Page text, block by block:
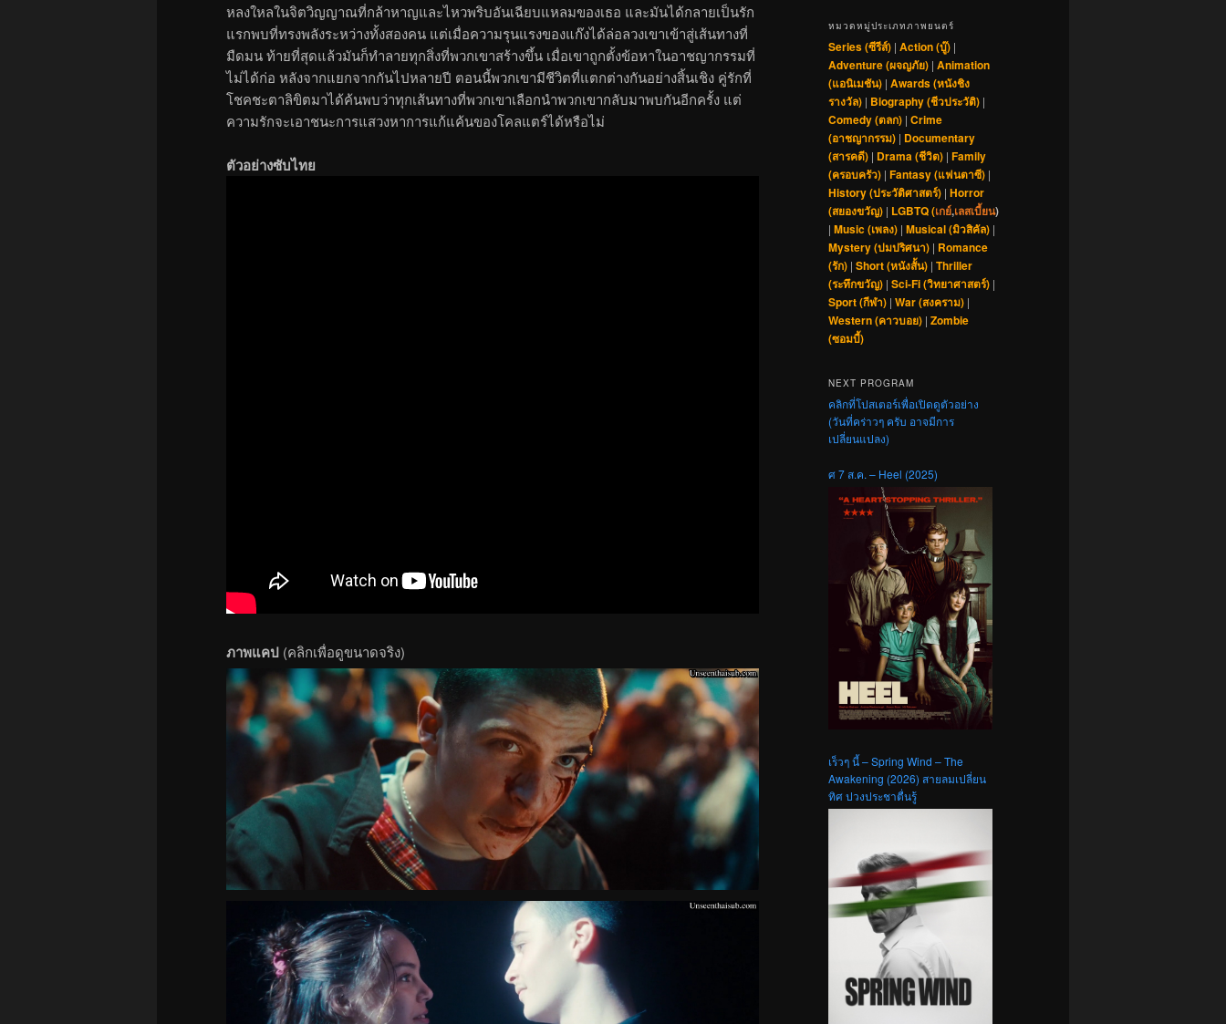
หลงใหลในจิตวิญญาณที่กล้าหาญและไหวพริบอันเฉียบแหลมของเธอ และมันได้กลายเป็นรัก
แรกพบที่ทรงพลังระหว่างทั้งสองคน แต่เมื่อความรุนแรงของแก๊งได้ล่อลวงเขาเข้าสู่เส้นทางที่
มืดมน ท้ายที่สุดแล้วมันก็ทำลายทุกสิ่งที่พวกเขาสร้างขึ้น เมื่อเขาถูกตั้งข้อหาในอาชญากรรมที่
ไม่ได้ก่อ หลังจากแยกจากกันไปหลายปี ตอนนี้พวกเขามีชีวิตที่แตกต่างกันอย่างสิ้นเชิง คู่รักที่
โชคชะตาลิขิตมาได้ค้นพบว่าทุกเส้นทางที่พวกเขาเลือกนำพวกเขากลับมาพบกันอีกครั้ง แต่
ความรักจะเอาชนะการแสวงหาการแก้แค้นของโคลแตร์ได้หรือไม่
ตัวอย่างซับไทย
ภาพแคป (คลิกเพื่อดูขนาดจริง)
หมวดหมู่ประเภทภาพยนตร์
Series (ซีรีส์) | Action (บู๊) |
Adventure (ผจญภัย) | Animation
(แอนิเมชัน) | Awards (หนังชิง
รางวัล) | Biography (ชีวประวัติ) |
Comedy (ตลก) | Crime
(อาชญากรรม) | Documentary
(สารคดี) | Drama (ชีวิต) | Family
(ครอบครัว) | Fantasy (แฟนตาซี) |
History (ประวัติศาสตร์) | Horror
(สยองขวัญ) | LGBTQ (เกย์,เลสเบี้ยน)
| Music (เพลง) | Musical (มิวสิคัล) |
Mystery (ปมปริศนา) | Romance
(รัก) | Short (หนังสั้น) | Thriller
(ระทึกขวัญ) | Sci-Fi (วิทยาศาสตร์) |
Sport (กีฬา) | War (สงคราม) |
Western (คาวบอย) | Zombie
(ซอมบี้)
NEXT PROGRAM
คลิกที่โปสเตอร์เพื่อเปิดดูตัวอย่าง
(วันที่คร่าวๆ ครับ อาจมีการ
เปลี่ยนแปลง)
ศ 7 ส.ค. – Heel (2025)
เร็วๆ นี้ – Spring Wind – The
Awakening (2026) สายลมเปลี่ยน
ทิศ ปวงประชาตื่นรู้